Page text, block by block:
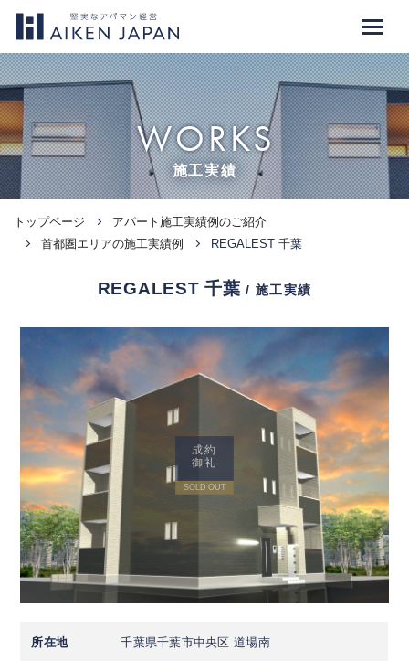
WORKS
施工実績
トップページ
アパート施工実績例のご紹介
首都圏エリアの施工実績例
REGALEST 千葉
REGALEST 千葉 / 施工実績
成約
御礼
SOLD OUT
所在地 千葉県千葉市中央区 道場南